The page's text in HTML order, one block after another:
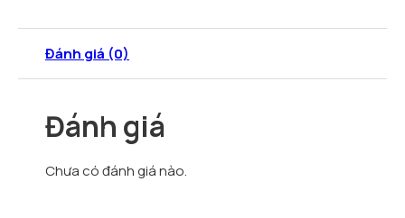
Đánh giá (0)
Đánh giá
Chưa có đánh giá nào.